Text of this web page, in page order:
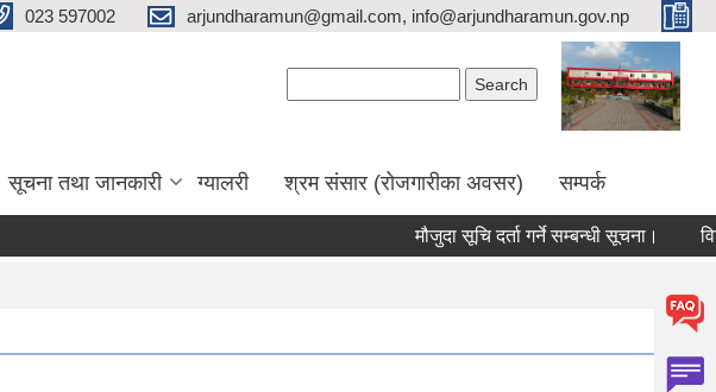
023 597002 arjundharamun@gmail.com, info@arjundharamun.gov.np
सूचना तथा जानकारी ग्यालरी श्रम संसार (रोजगारीका अवसर) सम्पर्क
मौजुदा सूचि दर्ता गर्ने सम्बन्धी सूचना।